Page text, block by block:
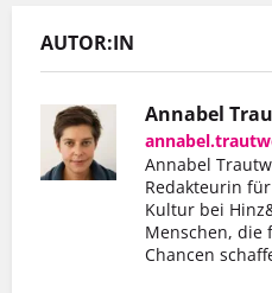
AUTOR:IN
Annabel
Annabel
Redakteurin
Kultur bei
Menschen, die
Chancen